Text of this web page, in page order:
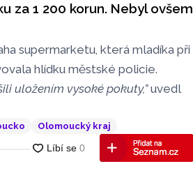
za 1 200 korun. Nebyl ovšem
supermarketu, která mladíka při
hlídku městské policie.
uložením vysoké pokuty,”uvedl
Olomoucký kraj